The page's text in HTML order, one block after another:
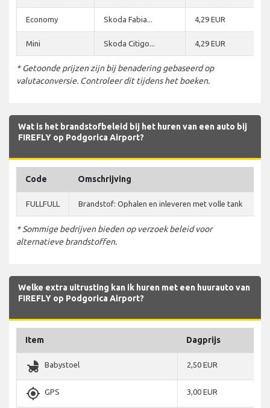
Economy Skoda Fabia... 4,29 EUR
Mini Skoda Citigo... 4,29 EUR
* Getoonde prijzen zijn bij benadering gebaseerd op
valutaconversie. Controleer dit tijdens het boeken.
Wat is het brandstofbeleid bij het huren van een auto bij
FIREFLY op Podgorica Airport?
Code Omschrijving
FULLFULL Brandstof: Ophalen en inleveren met volle tank
* Sommige bedrijven bieden op verzoek beleid voor
alternatieve brandstoffen.
Welke extra uitrusting kan ik huren met een huurauto van
FIREFLY op Podgorica Airport?
Item Dagprijs
child_friendly Babystoel 2,50 EUR
gps_fixed GPS 3,00 EUR